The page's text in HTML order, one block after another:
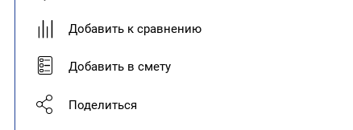
Добавить к сравнению
Добавить в смету
Поделиться